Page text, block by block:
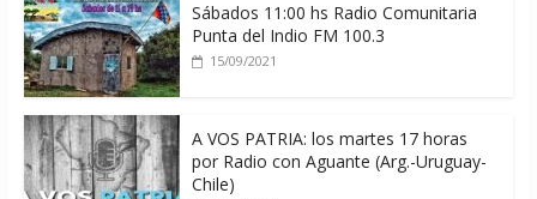
Sábados 11:00 hs Radio Comunitaria
Punta del Indio FM 100.3
15/09/2021
A VOS PATRIA: los martes 17 horas
por Radio con Aguante (Arg.-Uruguay-
Chile)